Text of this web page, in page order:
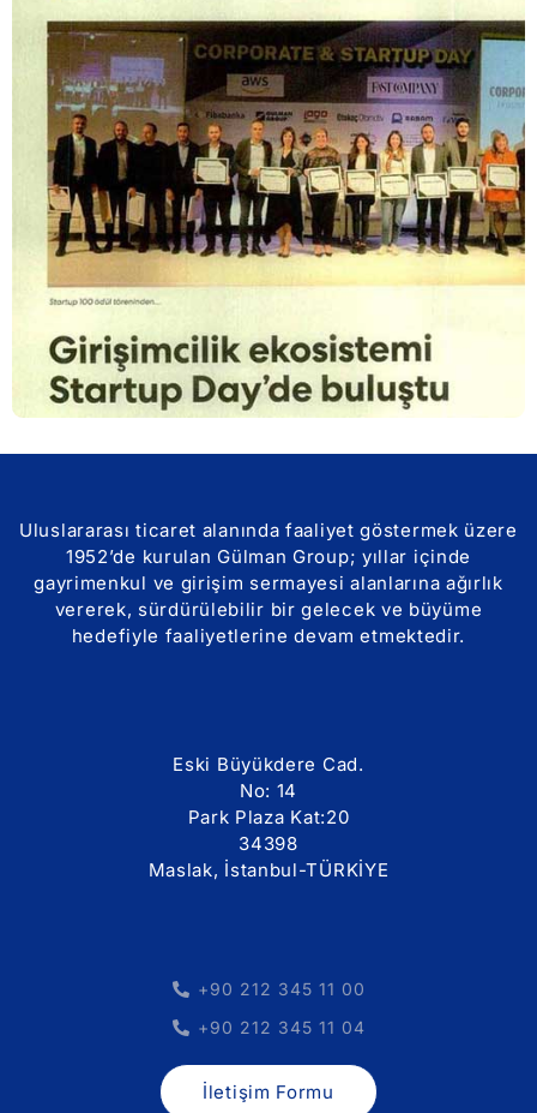
Uluslararası ticaret alanında faaliyet göstermek üzere
1952’de kurulan Gülman Group; yıllar içinde
gayrimenkul ve girişim sermayesi alanlarına ağırlık
vererek, sürdürülebilir bir gelecek ve büyüme
hedefiyle faaliyetlerine devam etmektedir.
Eski Büyükdere Cad.
No: 14
Park Plaza Kat:20
34398
Maslak, İstanbul-TÜRKİYE
+90 212 345 11 00
+90 212 345 11 04
İletişim Formu